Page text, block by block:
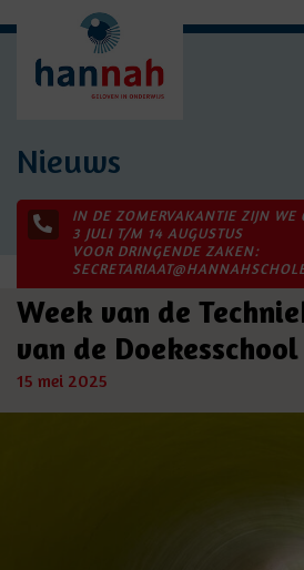
Nieuws
IN DE ZOMERVAKANTIE ZIJN WE
3 JULI T/M 14 AUGUSTUS
VOOR DRINGENDE ZAKEN:
Week van de
van de Doekesschool
15 mei 2025